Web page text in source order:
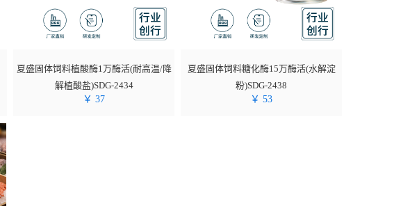
夏盛固体饲料植酸酶1万酶活(耐高温/降
解植酸盐)SDG-2434
￥ 37
夏盛固体饲料糖化酶15万酶活(水解淀
粉)SDG-2438
￥ 53